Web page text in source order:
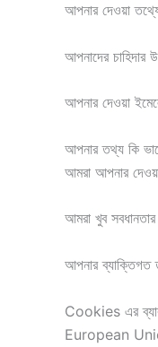
আপনার দেওয়া
আপনাদের চাহিদার
আপনার দেওয়া
আপনার তথ্য কি
আমরা আপনার
আমরা খুব
আপনার ব্যাক্তিগত
Cookies এর
European Union